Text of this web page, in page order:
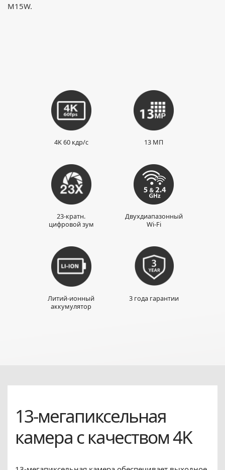
M15W.
4K 60 кдр/с 13 МП
23-кратн.
цифровой зум
Двухдиапазонный
Wi-Fi
Литий-ионный
аккумулятор
3 года гарантии
13-мегапиксельная
камера с качеством 4K